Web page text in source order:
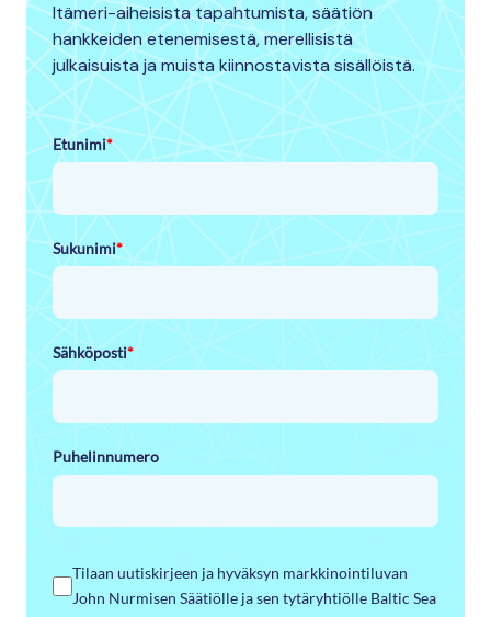
Itämeri-aiheisista tapahtumista, säätiön
hankkeiden etenemisestä, merellisistä
julkaisuista ja muista kiinnostavista sisällöistä.
Etunimi*
Sukunimi*
Sähköposti*
Puhelinnumero
Tilaan uutiskirjeen ja hyväksyn markkinointiluvan
John Nurmisen Säätiölle ja sen tytäryhtiölle Baltic Sea